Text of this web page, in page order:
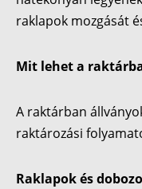
raklapok mozgását
Mit lehet a
A raktárban
raktározási
Raklapok és